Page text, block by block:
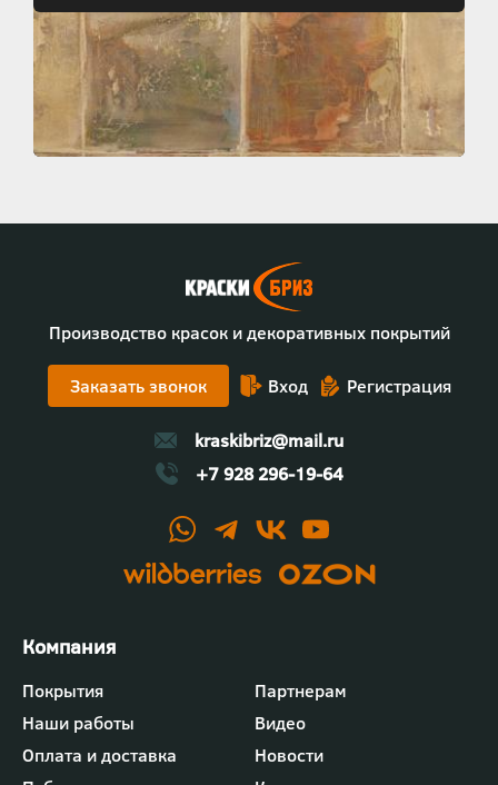
Производство красок и декоративных покрытий
Заказать звонок Вход Регистрация
kraskibriz@mail.ru
+7 928 296-19-64
Футер
-
меню
"Компания"
Покрытия
Партнерам
Наши работы
Видео
Оплата и доставка
Новости